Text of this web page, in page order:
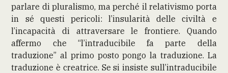
parlare di pluralismo, ma perché il relativismo porta
in sé questi pericoli: l’insularità delle civiltà e
l’incapacità di attraversare le frontiere. Quando
affermo che “l’intraducibile fa parte della
traduzione” al primo posto pongo la traduzione. La
traduzione è creatrice. Se si insiste sull’intraducibile